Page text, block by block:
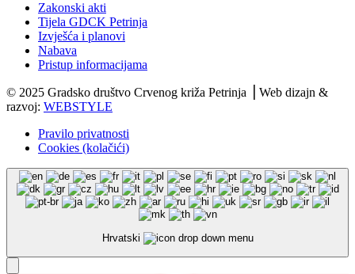
Zakonski akti
Tijela GDCK Petrinja
Izvješća i planovi
Nabava
Pristup informacijama
© 2025 Gradsko društvo Crvenog križa Petrinja ⎟ Web dizajn &
razvoj: WEBSTYLE
Pravilo privatnosti
Cookies (kolačići)
Hrvatski